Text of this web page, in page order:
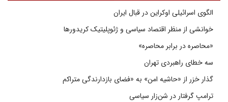
الگوی اسرائیلی اوکراین در قبال ایران
خوانشی از منظر اقتصاد سیاسی و ژئوپلیتیک کریدورها
«محاصره در برابر محاصره»
سه خطای راهبردی تهران
گذار خزر از «حاشیه امن» به «فضای بازدارندگی متراکم
ترامپ گرفتار در شن‌زار سیاسی